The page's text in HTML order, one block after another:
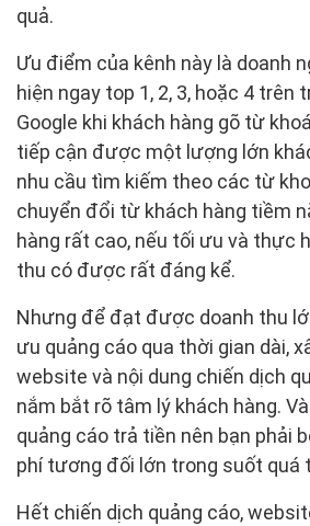
quả.
Ưu điểm của kênh này là doanh
hiện ngay top 1, 2, 3, hoặc 4 trên
Google khi khách hàng gõ từ
tiếp cận được một lượng lớn
nhu cầu tìm kiếm theo các từ
chuyển đổi từ khách hàng tiềm
hàng rất cao, nếu tối ưu và thực
thu có được rất đáng kể.
Nhưng để đạt được doanh thu
ưu quảng cáo qua thời gian dài,
website và nội dung chiến dịch
nắm bắt rõ tâm lý khách hàng.
quảng cáo trả tiền nên bạn phải
phí tương đối lớn trong suốt quá
Hết chiến dịch quảng cáo,